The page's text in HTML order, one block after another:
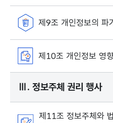
제9조 개인정보의 파
제10조 개인정보 영
Ⅲ. 정보주체 권리 행사
제11조 정보주체와